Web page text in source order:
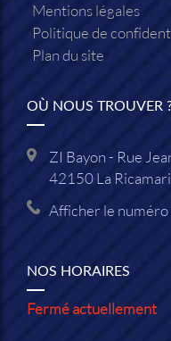
Mentions légales
Politique de
Plan du site
OÙ NOUS TROUVER
ZI Bayon - Rue
42150La
Afficher le numéro
NOS HORAIRES
Fermé actuellement